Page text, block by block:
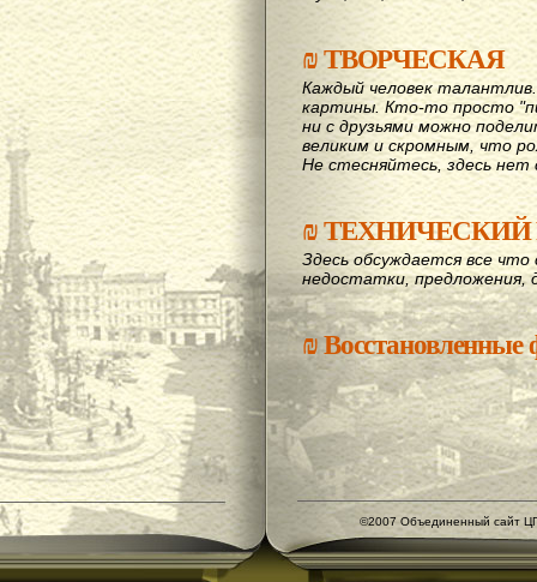
₪ТВОРЧЕСКАЯ
Каждый человек
картины. Кто-то просто
ни с друзьями можно
великим и скромным, что
Не стесняйтесь, здесь нет
₪ТЕХНИЧЕСКИЙ
Здесь обсуждается все
недостатки, предложения,
₪
©2007 Объединенный сайт